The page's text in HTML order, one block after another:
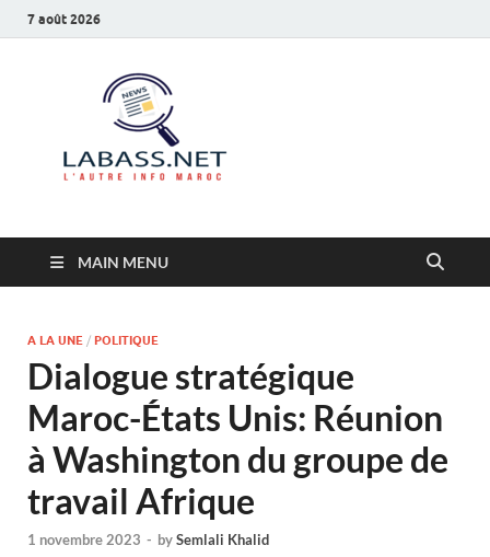
7 août 2026
MAIN MENU
A LA UNE / POLITIQUE
Dialogue stratégique
Maroc-États Unis: Réunion
à Washington du groupe de
travail Afrique
1 novembre 2023 - bySemlali Khalid